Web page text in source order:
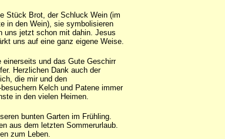
Stück Brot, der Schluck Wein (im
in den Wein), sie symbolisieren
uns jetzt schon mit dahin. Jesus
uns auf eine ganz eigene Weise.
und das Gute Geschirr
Herzlichen Dank auch der
die mir und den
Kelch und Patene immer
in den vielen Heimen.
bunten Garten im Frühling.
aus dem letzten Sommerurlaub.
zum Leben.